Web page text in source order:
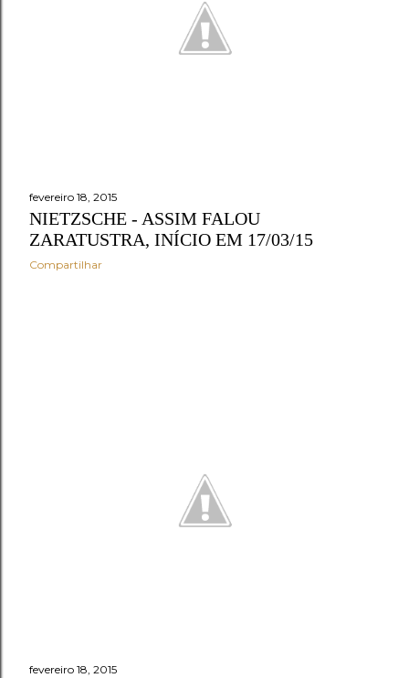
fevereiro 18, 2015
NIETZSCHE - ASSIM FALOU
ZARATUSTRA, INÍCIO EM 17/03/15
Compartilhar
fevereiro 18, 2015